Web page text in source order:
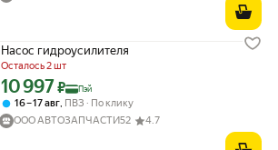
Насос гидроусилителя
Осталось 2 шт
Цена с картой Яндекс Пэй 10997 ₽ вместо
10 997₽ Пэй
16 – 17 авг ПВЗ
По клику
ООО АВТОЗАПЧАСТИ52
4.7